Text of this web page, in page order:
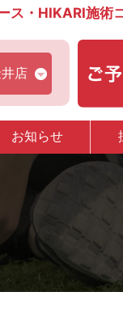
ス・HIKARI施術
店
お知らせ